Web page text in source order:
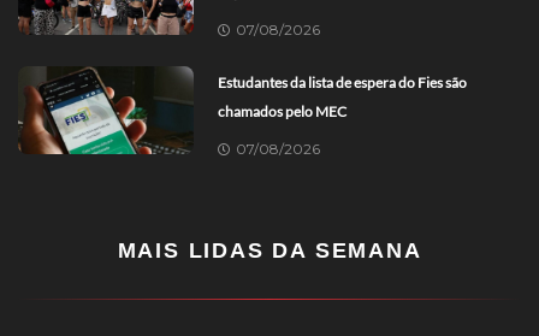
07/08/2026
Estudantes da lista de espera do Fies são
chamados pelo MEC
07/08/2026
MAIS LIDAS DA SEMANA